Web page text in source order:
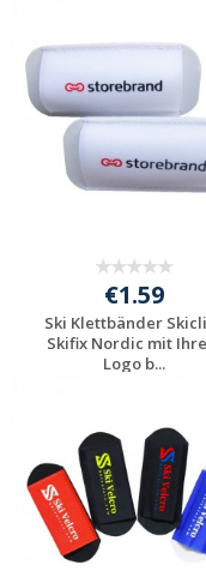
Werbeartikel
€1.59
Ski Klettbänder
Skifix Nordic mit
Logo b...
Werbeartikel
anfragen